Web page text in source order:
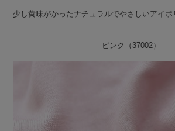
少し黄味がかったナチュラルでやさしいアイボ
ピンク（37002）